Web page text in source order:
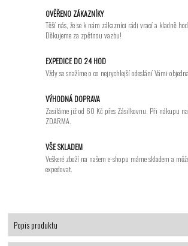
OVĚŘENO ZÁKAZNÍKY
Těší nás, že se k nám zákazníci rádi vrací a kladně
Děkujeme za zpětnou vazbu!
EXPEDICE DO 24 HOD
Vždy se snažíme o co nejrychlejší odeslání Vámi
VÝHODNÁ DOPRAVA
Zasíláme již od 60 Kč přes Zásilkovnu. Při nákupu
ZDARMA.
VŠE SKLADEM
Veškeré zboží na našem e-shopu máme skladem a
expedovat.
Popis produktu